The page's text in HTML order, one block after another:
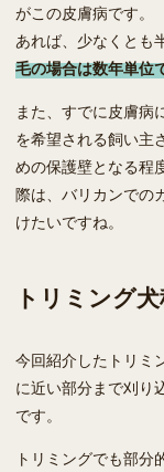
がこの皮膚病です。
あれば、少なくとも
毛の場合は数年単位
また、すでに皮膚病
を希望される飼い主
めの保護壁となる程
際は、バリカンでの
けたいですね。
トリミング
今回紹介したトリミ
に近い部分まで刈り
です。
トリミングでも部